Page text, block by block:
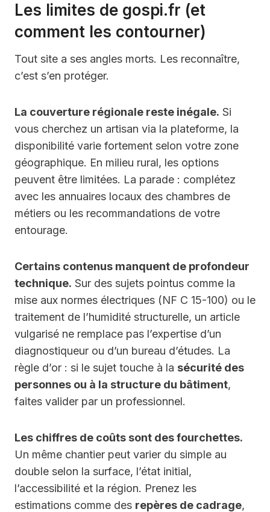
Les limites de gospi.fr (et
comment les contourner)
Tout site a ses angles morts. Les reconnaître,
c’est s’en protéger.
La couverture régionale reste inégale. Si
vous cherchez un artisan via la plateforme, la
disponibilité varie fortement selon votre zone
géographique. En milieu rural, les options
peuvent être limitées. La parade : complétez
avec les annuaires locaux des chambres de
métiers ou les recommandations de votre
entourage.
Certains contenus manquent de profondeur
technique. Sur des sujets pointus comme la
mise aux normes électriques (NF C 15-100) ou le
traitement de l’humidité structurelle, un article
vulgarisé ne remplace pas l’expertise d’un
diagnostiqueur ou d’un bureau d’études. La
règle d’or : si le sujet touche à la sécurité des
personnes ou à la structure du bâtiment,
faites valider par un professionnel.
Les chiffres de coûts sont des fourchettes.
Un même chantier peut varier du simple au
double selon la surface, l’état initial,
l’accessibilité et la région. Prenez les
estimations comme des repères de cadrage,